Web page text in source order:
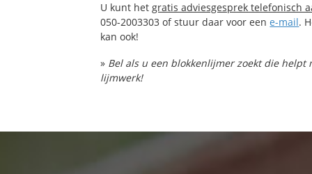
U kunt hetgratis adviesgesprek telefonisch
050-2003303 of stuur daar voor eene-mail.
kan ook!
» Bel als u een blokkenlijmer zoekt die helpt
lijmwerk!